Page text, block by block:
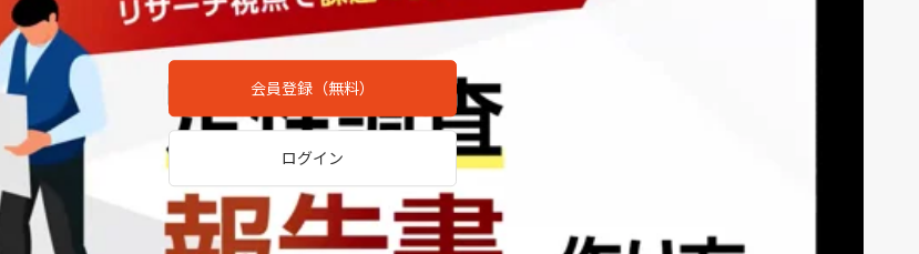
会員登録（無料）
ログイン